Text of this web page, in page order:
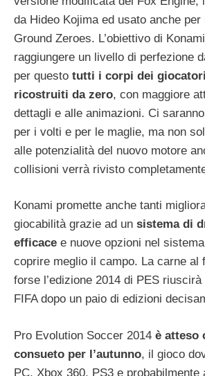
da Hideo Kojima ed usato anche
Ground Zeroes. L’obiettivo di
raggiungere un livello di perfezione
per questo tutti i corpi dei
ricostruiti da zero, con maggiore
dettagli e alle animazioni. Ci
per i volti e per le maglie, ma non
alle potenzialità del nuovo motore
collisioni verrà rivisto
Konami promette anche tanti
giocabilità grazie ad un sistema di
efficace e nuove opzioni nel
coprire meglio il campo. La carne al
forse l’edizione 2014 di PES
FIFA dopo un paio di edizioni
Pro Evolution Soccer 2014 è atteso
consueto per l’autunno, il gioco
PC, Xbox 360, PS3 e probabilmente